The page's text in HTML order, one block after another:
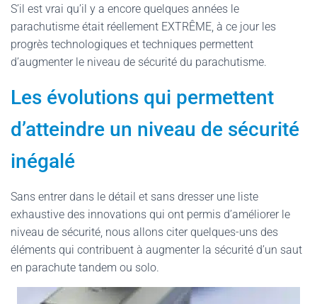
S’il est vrai qu’il y a encore quelques années le
parachutisme était réellement EXTRÊME, à ce jour les
progrès technologiques et techniques permettent
d’augmenter le niveau de sécurité du parachutisme.
Les évolutions qui permettent
d’atteindre un niveau de sécurité
inégalé
Sans entrer dans le détail et sans dresser une liste
exhaustive des innovations qui ont permis d’améliorer le
niveau de sécurité, nous allons citer quelques-uns des
éléments qui contribuent à augmenter la sécurité d’un saut
en parachute tandem ou solo.